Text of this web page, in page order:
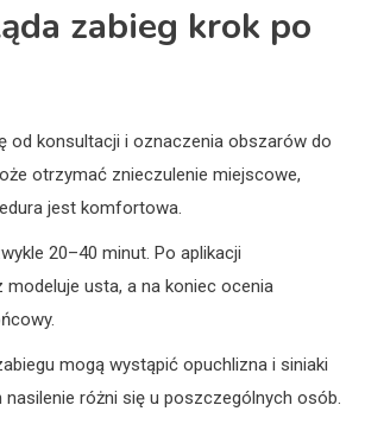
zabieg krok po
od konsultacji i oznaczenia obszarów do
otrzymać znieczulenie miejscowe,
jest komfortowa.
20–40 minut. Po aplikacji
modeluje usta, a na koniec ocenia
mogą wystąpić opuchlizna i siniaki
różni się u poszczególnych osób.